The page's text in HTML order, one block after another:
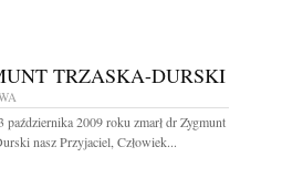
TRZASKA-DURSKI
października 2009 roku zmarł dr Zygmunt
nasz Przyjaciel, Człowiek...